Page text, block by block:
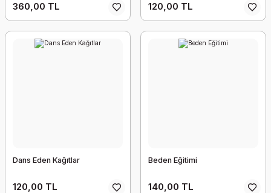
360,00 TL 120,00 TL
Dans Eden Kağıtlar
120,00 TL
Beden Eğitimi
140,00 TL